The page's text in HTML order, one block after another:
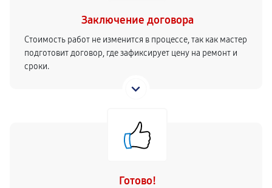
Заключение договора
Стоимость работ не изменится в процессе, так как мастер
подготовит договор, где зафиксирует цену на ремонт и
сроки.
Готово!